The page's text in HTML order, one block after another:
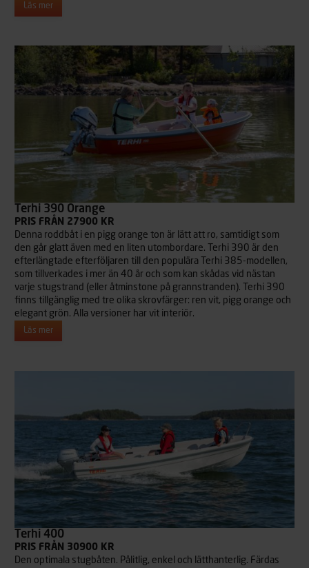
Läs mer
Terhi 390 Orange
PRIS FRÅN 27900 KR
Denna roddbåt i en pigg orange ton är lätt att ro, samtidigt som
den går glatt även med en liten utombordare. Terhi 390 är den
efterlängtade efterföljaren till den populära Terhi 385-modellen,
som tillverkades i mer än 40 år och som kan skådas vid nästan
varje stugstrand (eller åtminstone på grannstranden). Terhi 390
finns tillgänglig med tre olika skrovfärger: ren vit, pigg orange och
elegant grön. Alla versioner har vit interiör.
Läs mer
Terhi 400
PRIS FRÅN 30900 KR
Den optimala stugbåten. Pålitlig, enkel och lätthanterlig. Färdas